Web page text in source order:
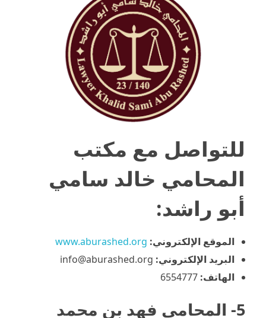
للتواصل مع مكتب
المحامي خالد سامي
أبو راشد:
الموقع الإلكتروني: www.aburashed.org
البريد الإلكتروني:
الهاتف:
5- المحامي فهد بن محمد